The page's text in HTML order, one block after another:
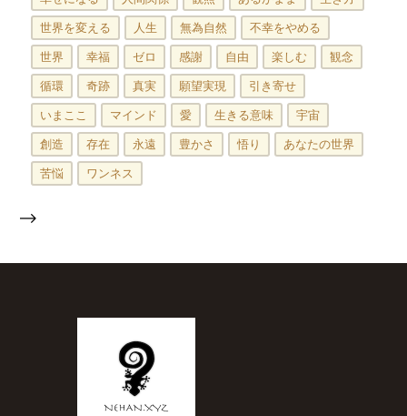
世界を変える
人生 無為自然
不幸をやめる
世界
幸福 ゼロ 感謝 自由 楽しむ
観念
循環
奇跡 真実 願望実現
引き寄せ
いまここ
マインド 愛 生きる意味
宇宙
創造
存在 永遠 豊かさ 悟り
あなたの世界
苦悩
ワンネス
-->